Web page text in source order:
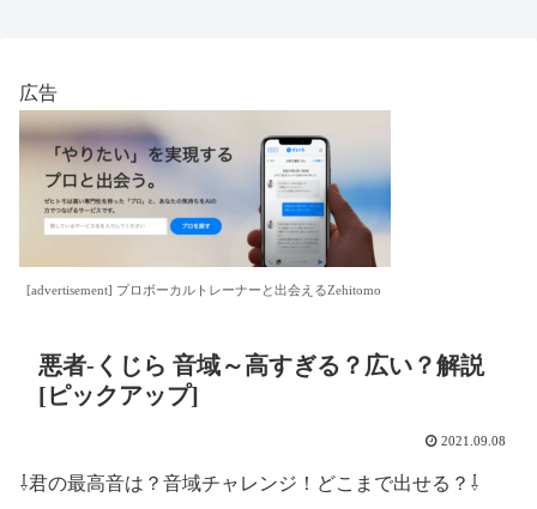
広告
[advertisement] プロボーカルトレーナーと出会えるZehitomo
悪者-くじら 音域～高すぎる？広い？解説
[ピックアップ]
2021.09.08
⇩君の最高音は？音域チャレンジ！どこまで出せる？⇩